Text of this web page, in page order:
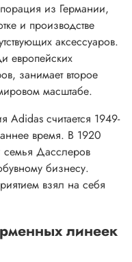
из Германии,
и производстве
аксессуаров.
европейских
занимает второе
масштабе.
Adidas считается 1949-
время. В 1920
семья Дасслеров
бизнесу.
взял на себя
линеек